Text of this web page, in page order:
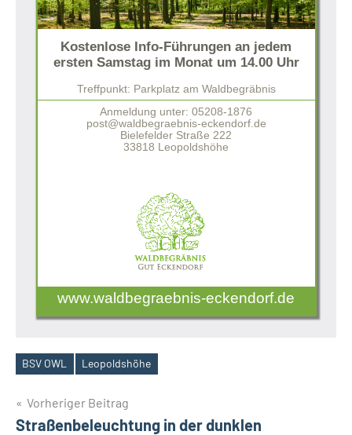
Kostenlose Info-Führungen an jedem
ersten Samstag im Monat um 14.00 Uhr
Treffpunkt: Parkplatz am Waldbegräbnis
Anmeldung unter: 05208-1876
post@waldbegraebnis-eckendorf.de
Bielefelder Straße 222
33818 Leopoldshöhe
www.waldbegraebnis-eckendorf.de
Schlagwörter
BSV OWL Leopoldshöhe
Beitragsnavigation
Vorheriger Beitrag
Straßenbeleuchtung in der dunklen